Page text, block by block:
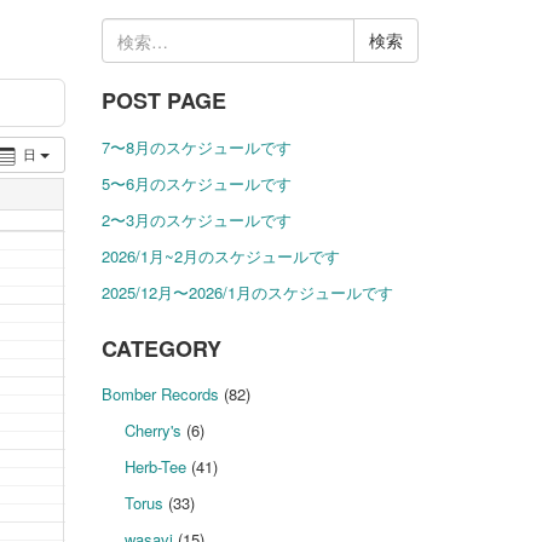
日
検
索:
POST PAGE
7〜8月のスケジュールです
5〜6月のスケジュールです
2〜3月のスケジュールです
2026/1月~2月のスケジュールです
2025/12月〜2026/1月のスケジュールです
CATEGORY
Bomber Records (82)
Cherry's (6)
Herb-Tee (41)
Torus (33)